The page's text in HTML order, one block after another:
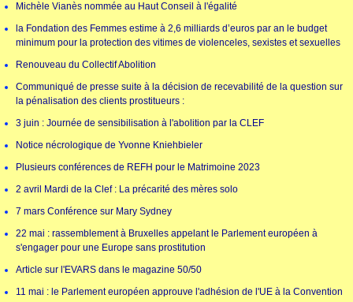
Michèle Vianès nommée au Haut Conseil à l'égalité
la Fondation des Femmes estime à 2,6 milliards d’euros par an le budget
minimum pour la protection des vitimes de violenceles, sexistes et sexuelles
Renouveau du Collectif Abolition
Communiqué de presse suite à la décision de recevabilité de la question sur
la pénalisation des clients prostitueurs :
3 juin : Journée de sensibilisation à l'abolition par la CLEF
Notice nécrologique de Yvonne Kniehbieler
Plusieurs conférences de REFH pour le Matrimoine 2023
2 avril Mardi de la Clef : La précarité des mères solo
7 mars Conférence sur Mary Sydney
22 mai : rassemblement à Bruxelles appelant le Parlement européen à
s'engager pour une Europe sans prostitution
Article sur l'EVARS dans le magazine 50/50
11 mai : le Parlement européen approuve l'adhésion de l'UE à la Convention